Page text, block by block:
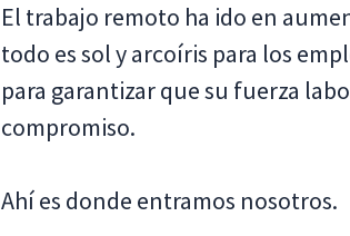
El trabajo remoto ha ido en
todo es sol y arcoíris para los
para garantizar que su fuerza
compromiso.
Ahí es donde entramos nosotros.